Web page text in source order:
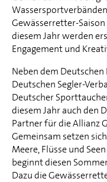
Gewässerretter-
diesem Jahr werden
Engagement und
Neben dem Deutschen
Deutschen Segler-
Deutscher
diesem Jahr auch den
Partner für die Allianz
Gemeinsam setzen
Meere, Flüsse und
beginnt diesen
Dazu die